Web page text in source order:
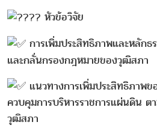
หัวข้อวิจัย
การเพิ่มประสิทธิภาพและหลัก
และกลั่นกรองกฎหมายของวุฒิสภา
แนวทางการเพิ่มประสิทธิภาพ
ควบคุมการบริหารราชการแผ่นดิน ต
วุฒิสภา